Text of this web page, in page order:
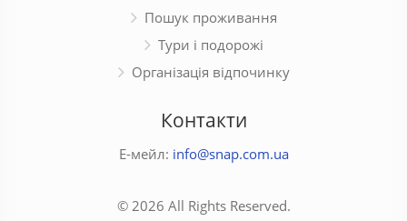
Пошук проживання
Тури і подорожі
Організація відпочинку
Контакти
Е-мейл: info@snap.com.ua
© 2026 All Rights Reserved.